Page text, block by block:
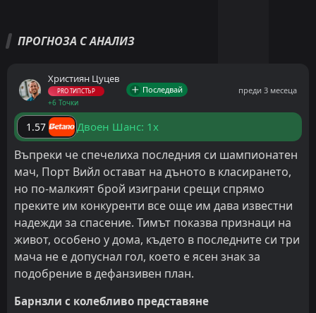
ПРОГНОЗА С АНАЛИЗ
Християн Цуцев
PRO ТИПСТЪР
+6 Точки
Последвай преди 3 месеца
1.57 Двоен Шанс: 1x
Въпреки че спечелиха последния си шампионатен
мач, Порт Вийл остават на дъното в класирането,
но по-малкият брой изиграни срещи спрямо
преките им конкуренти все още им дава известни
надежди за спасение. Тимът показва признаци на
живот, особено у дома, където в последните си три
мача не е допуснал гол, което е ясен знак за
подобрение в дефанзивен план.
Барнзли с колебливо представяне